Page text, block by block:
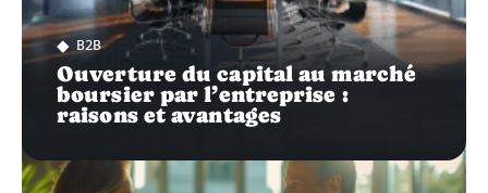
B2B
Ouverture du capital au marché
boursier par l’entreprise :
raisons et avantages